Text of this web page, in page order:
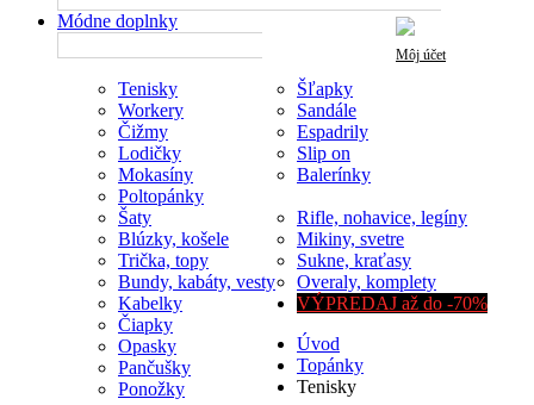
Môj účet
Tenisky
Workery
Čižmy
Lodičky
Mokasíny
Poltopánky
Šľapky
Sandále
Espadrily
Slip on
Balerínky
Šaty
Blúzky, košele
Trička, topy
Bundy, kabáty, vesty
Rifle, nohavice, legíny
Mikiny, svetre
Sukne, kraťasy
Overaly, komplety
Módne doplnky
Kabelky
Čiapky
Opasky
Pančušky
Ponožky
VÝPREDAJ až do -70%
Úvod
Topánky
Tenisky